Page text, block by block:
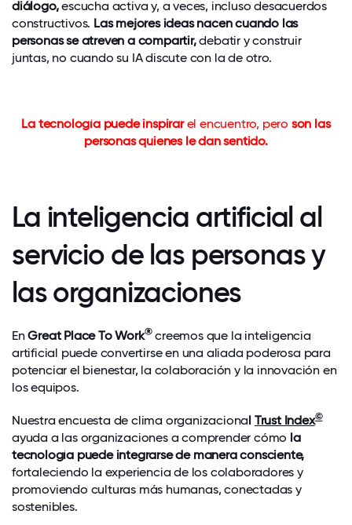
diálogo,escucha activa y, a veces, incluso desacuerdos
constructivos. Las mejores ideas nacen cuando las
personas se atreven a compartir,debatir y construir
juntas, no cuando su IA discute con la de otro.
La tecnología puede inspirarel encuentro, pero son las
personas quienes le dan sentido.
La inteligencia artificial al
servicio de las personas y
las organizaciones
EnGreat Place To Work® creemos que la inteligencia
artificial puede convertirse en una aliada poderosa para
potenciar el bienestar, la colaboración y la innovación en
los equipos.
Nuestra encuesta de clima organizacional Trust Index©
ayuda a las organizaciones a comprender cómo la
tecnología puede integrarse de manera consciente,
fortaleciendo la experiencia de los colaboradores y
promoviendo culturas más humanas, conectadas y
sostenibles.